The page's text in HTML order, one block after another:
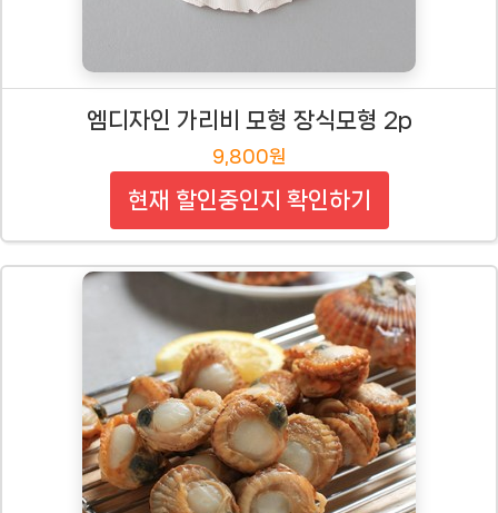
엠디자인 가리비 모형 장식모형 2p
9,800원
현재 할인중인지 확인하기